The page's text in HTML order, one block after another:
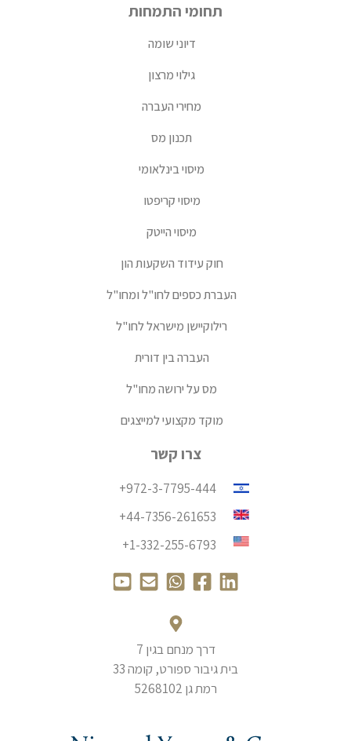
תחומי התמחות
דיוני שומה
גילוי מרצון
מחירי העברה
תכנון מס
מיסוי בינלאומי
מיסוי קריפטו
מיסוי הייטק
חוק עידוד השקעות הון
העברת כספים לחו"ל ומחו"ל
רילוקיישן מישראל לחו"ל
העברה בין דורית
מס על ירושה מחו"ל
מוקד מקצועי למייצגים
צרו קשר
972-3-7795-444+
44-7356-261653+
1-332-255-6793+
L
e
d
F
e
b
o
W
a
t
s
a
E
e
l
o
Y
u
דרך מנחם בגין 7
בית גיבור ספורט, קומה 33
רמת גן 5268102